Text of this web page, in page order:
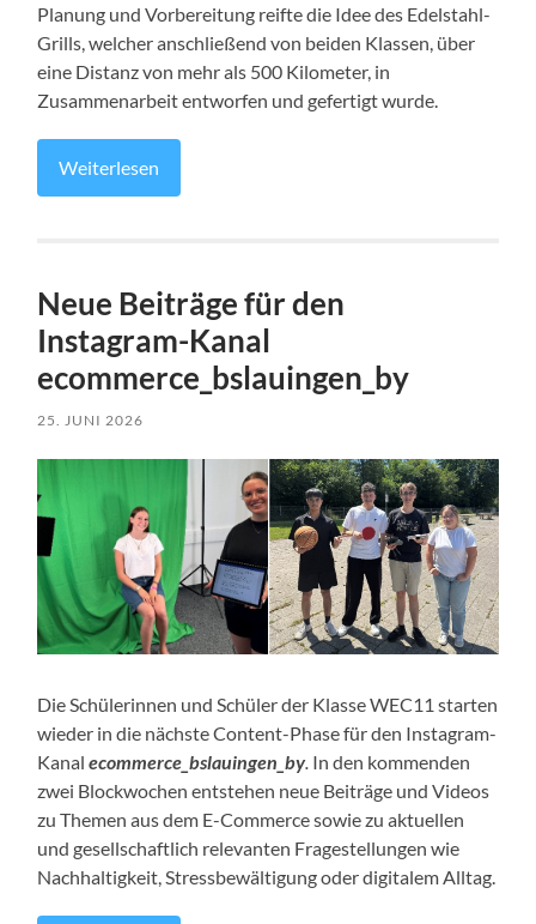
Planung und Vorbereitung reifte die Idee des Edelstahl-
Grills, welcher anschließend von beiden Klassen, über
eine Distanz von mehr als 500 Kilometer, in
Zusammenarbeit entworfen und gefertigt wurde.
Weiterlesen
Neue Beiträge für den
Instagram-Kanal
ecommerce_bslauingen_by
25. JUNI 2026
Die Schülerinnen und Schüler der Klasse WEC11 starten
wieder in die nächste Content-Phase für den Instagram-
Kanalecommerce_bslauingen_by. In den kommenden
zwei Blockwochen entstehen neue Beiträge und Videos
zu Themen aus dem E-Commerce sowie zu aktuellen
und gesellschaftlich relevanten Fragestellungen wie
Nachhaltigkeit, Stressbewältigung oder digitalem Alltag.